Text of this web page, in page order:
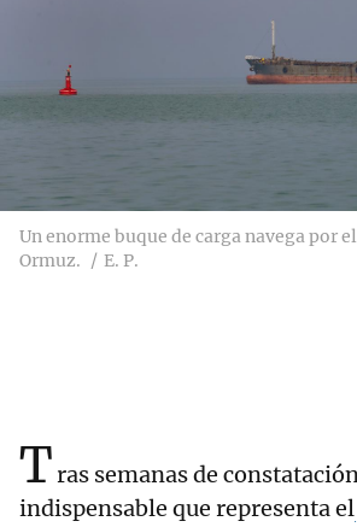
Un enorme buque de carga navega por
Ormuz.
E. P.
Tras semanas de
indispensable que representa el